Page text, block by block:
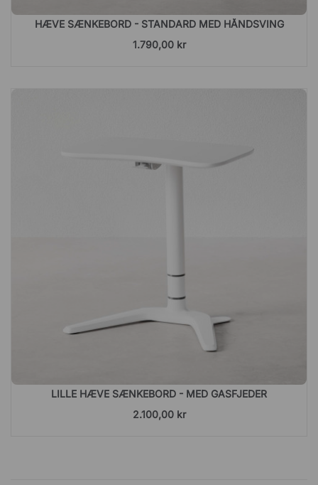
HÆVE SÆNKEBORD - STANDARD MED HÅNDSVING
1.790,00 kr
LILLE HÆVE SÆNKEBORD - MED GASFJEDER
2.100,00 kr